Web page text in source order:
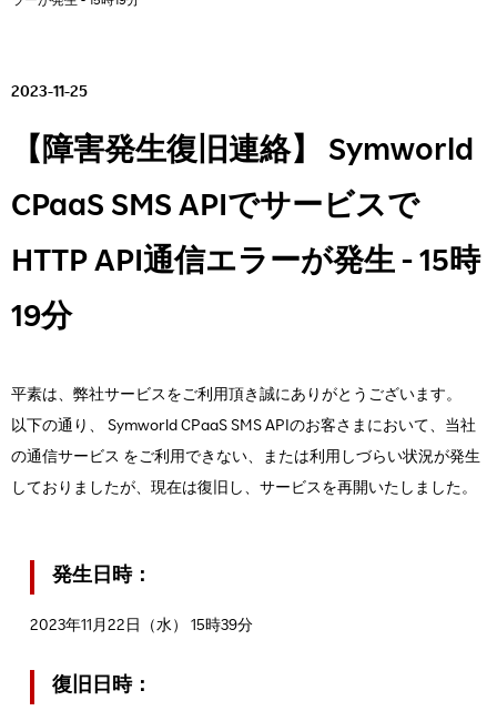
2023-11-25
【障害発生復旧連絡】 Symworld
CPaaS SMS APIでサービスで
HTTP API通信エラーが発生 - 15時
19分
平素は、弊社サービスをご利用頂き誠にありがとうございます。
以下の通り、 Symworld CPaaS SMS APIのお客さまにおいて、当社
の通信サービス をご利用できない、または利用しづらい状況が発生
しておりましたが、現在は復旧し、サービスを再開いたしました。
発生日時：
2023年11月22日（水） 15時39分
復旧日時：